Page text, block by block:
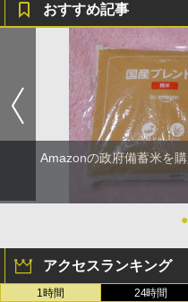
￥
国分
し 塩
￥
ジ 赤
お手入
らし
￥
シャー
AX-
￥
おすすめ記事
Amazonの政府備蓄米を
●
アクセスランキング
1時間 24時間